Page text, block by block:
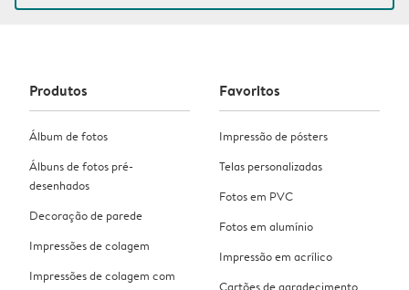
Produtos
Álbum de fotos
Álbuns de fotos pré-
desenhados
Decoração de parede
Impressões de colagem
Impressões de colagem com
Favoritos
Impressão de pósters
Telas personalizadas
Fotos em PVC
Fotos em alumínio
Impressão em acrílico
Cartões de agradecimento